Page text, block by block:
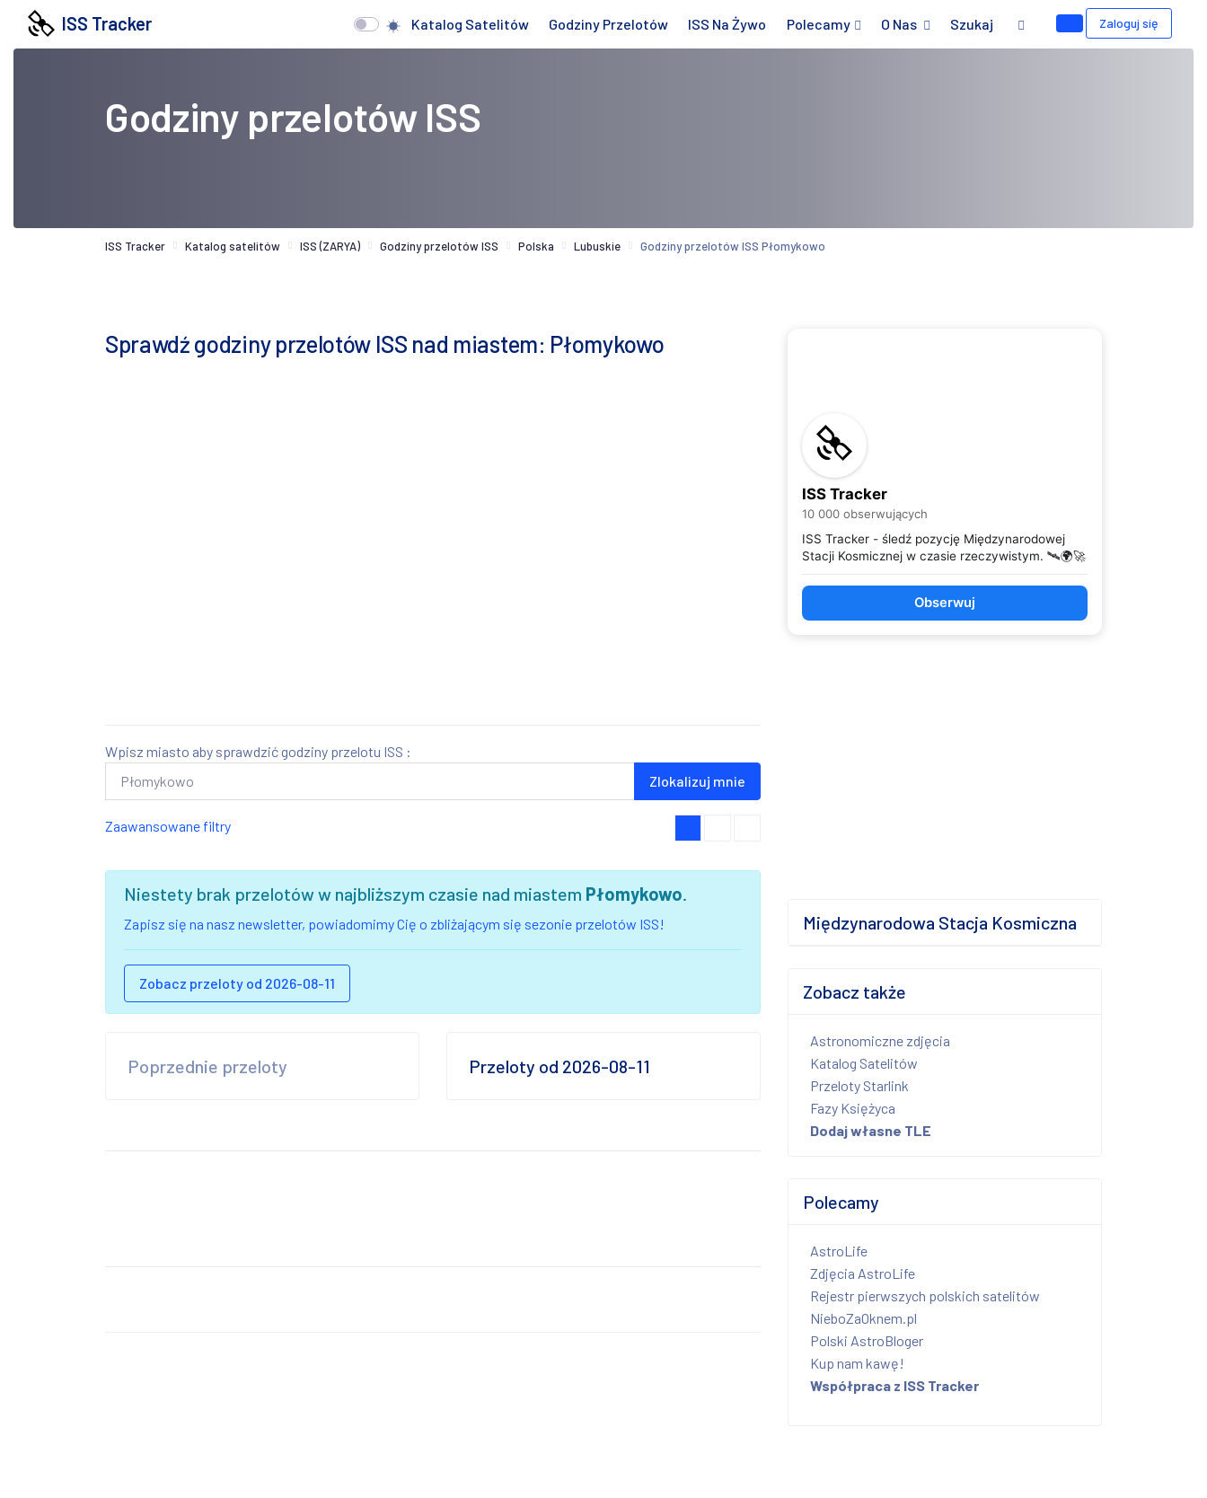
ISS Tracker Katalog Satelitów Godziny Przelotów ISS Na Żywo Polecamy O Nas Szukaj Zaloguj się
Godziny przelotów ISS
ISS Tracker Katalog satelitów ISS (ZARYA) Godziny przelotów ISS Polska Lubuskie Godziny przelotów ISS Płomykowo
Sprawdź godziny przelotów ISS nad miastem: Płomykowo
Wpisz miasto aby sprawdzić godziny przelotu ISS :
Zlokalizuj mnie
Zaawansowane filtry
Niestety brak przelotów w najbliższym czasie nad miastem Płomykowo.
Zapisz się na nasz newsletter, powiadomimy Cię o zbliżającym się sezonie przelotów ISS!
Zobacz przeloty od 2026-08-11
Poprzednie przeloty Przeloty od 2026-08-11
ISS Tracker
10 000 obserwujących
ISS Tracker - śledź pozycję Międzynarodowej
Stacji Kosmicznej w czasie rzeczywistym. 🛰️🌍🚀
Obserwuj
Międzynarodowa Stacja Kosmiczna
Zobacz także
Astronomiczne zdjęcia
Katalog Satelitów
Przeloty Starlink
Fazy Księżyca
Dodaj własne TLE
Polecamy
AstroLife
Zdjęcia AstroLife
Rejestr pierwszych polskich satelitów
NieboZaOknem.pl
Polski AstroBloger
Kup nam kawę!
Współpraca z ISS Tracker